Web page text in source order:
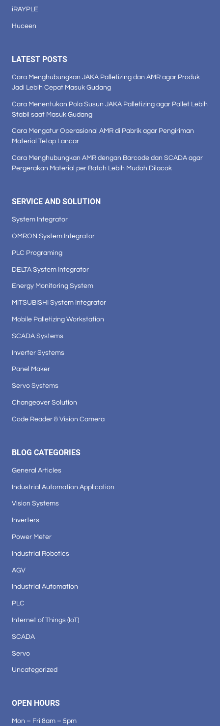
iRAYPLE
Huceen
LATEST POSTS
Cara Menghubungkan JAKA Palletizing dan AMR agar Produk
Jadi Lebih Cepat Masuk Gudang
Cara Menentukan Pola Susun JAKA Palletizing agar Pallet Lebih
Stabil saat Masuk Gudang
Cara Mengatur Operasional AMR di Pabrik agar Pengiriman
Material Tetap Lancar
Cara Menghubungkan AMR dengan Barcode dan SCADA agar
Pergerakan Material per Batch Lebih Mudah Dilacak
SERVICE AND SOLUTION
System Integrator
OMRON System Integrator
PLC Programing
DELTA System Integrator
Energy Monitoring System
MITSUBISHI System Integrator
Mobile Palletizing Workstation
SCADA Systems
Inverter Systems
Panel Maker
Servo Systems
Changeover Solution
Code Reader & Vision Camera
BLOG CATEGORIES
General Articles
Industrial Automation Application
Vision Systems
Inverters
Power Meter
Industrial Robotics
AGV
Industrial Automation
PLC
Internet of Things (IoT)
SCADA
Servo
Uncategorized
OPEN HOURS
Mon – Fri 8am – 5pm